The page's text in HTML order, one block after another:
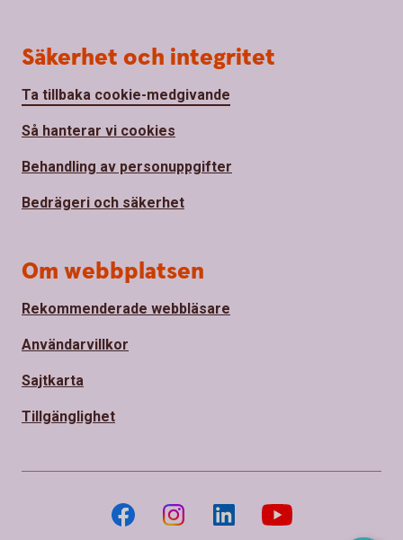
Säkerhet och integritet
Ta tillbaka cookie-medgivande
Så hanterar vi cookies
Behandling av personuppgifter
Bedrägeri och säkerhet
Om webbplatsen
Rekommenderade webbläsare
Användarvillkor
Sajtkarta
Tillgänglighet